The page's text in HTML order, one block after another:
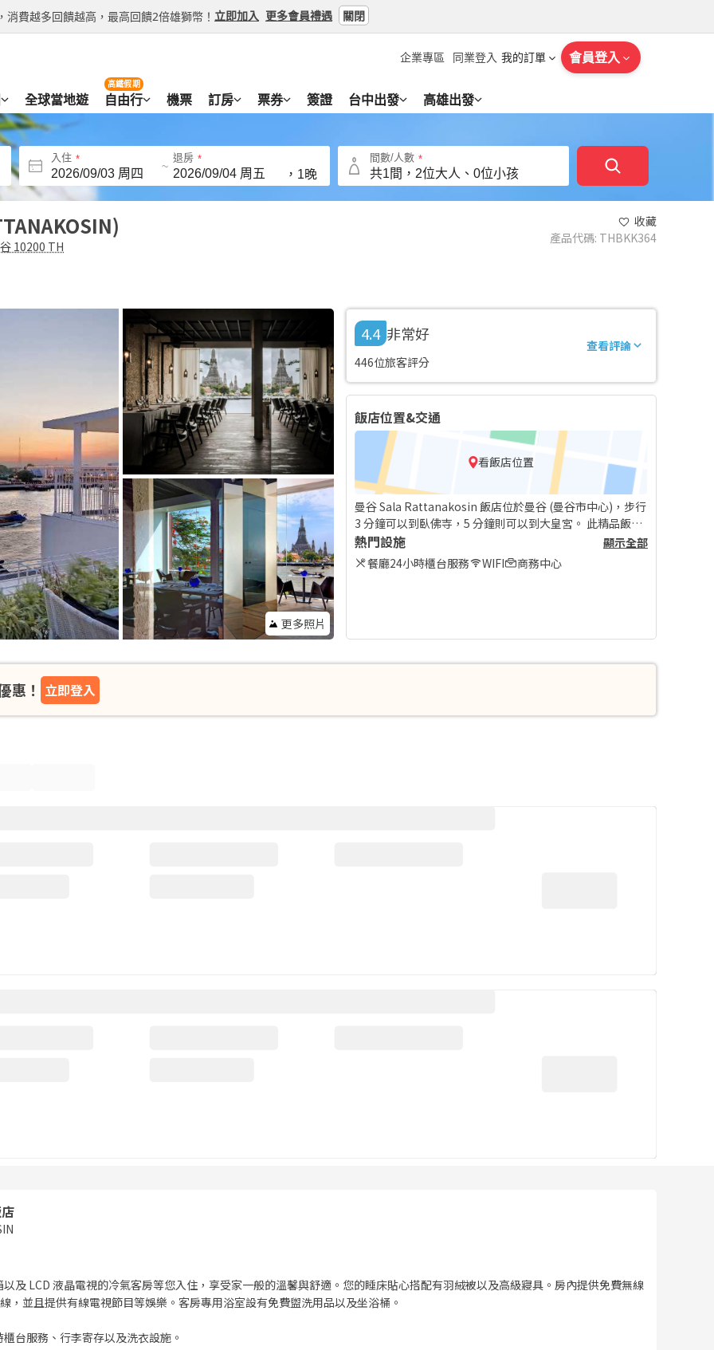
費越多回饋越高，最高回饋2倍雄獅幣！ 立即加入 更多會員禮遇 關閉
企業專區 同業登入 我的訂單 會員登入
全球當地遊 自由行
高鐵假期
機票 訂房 票券 簽證 台中出發 高雄出發
入住
~
退房
， 1晚
間數/人數
10200 TH
收藏
產品代碼: THBKK364
更多照片
4.4 非常好
446位旅客評分
查看評論
飯店位置&交通
看飯店位置
曼谷 Sala Rattanakosin 飯店位於曼谷 (曼谷市中心)，步行
3 分鐘可以到臥佛寺，5 分鐘則可以到大皇宮。 此精品飯店
地點絕佳，從這裡開車約 1.2 公里 (0.7 英哩) 可以到玉佛
寺，開車 1.2 公里 (0.8 英哩) 則會抵達瑪哈拉。
熱門設施
顯示全部
餐廳24小時櫃台服務 WIFI 商務中心
惠！ 立即登入
及 LCD 液晶電視的冷氣客房等您入住，享受家一般的溫馨與舒適。您的睡床貼心搭配有羽絨被以及高級寢具。房內提供免費無線
，並且提供有線電視節目等娛樂。客房專用浴室設有免費盥洗用品以及坐浴桶。
台服務、行李寄存以及洗衣設施。